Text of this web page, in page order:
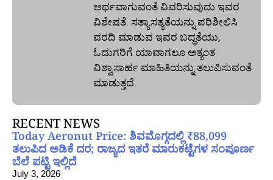
ಅರ್ಥವಾಗುವಂತೆ ವಿವರಿಸುವುದು ಇವರ
ವಿಶೇಷತೆ. ಸತ್ಯಾಸತ್ಯತೆಯನ್ನು ಪರಿಶೀಲಿಸಿ
ವರದಿ ಮಾಡುವ ಇವರ ಬದ್ಧತೆಯು,
ಓದುಗರಿಗೆ ಯಾವಾಗಲೂ ಅತ್ಯಂತ
ವಿಶ್ವಾಸಾರ್ಹ ಮಾಹಿತಿಯನ್ನು ತಲುಪಿಸುವಂತೆ
ಮಾಡುತ್ತದೆ.
RECENT NEWS
Today Aeronut Price: ಶಿವಮೊಗ್ಗದಲ್ಲಿ ₹88,099
ತಲುಪಿದ ಅಡಿಕೆ ದರ; ರಾಜ್ಯದ ಇತರೆ ಮಾರುಕಟ್ಟೆಗಳ ಸಂಪೂರ್ಣ
ಬೆಲೆ ಪಟ್ಟಿ ಇಲ್ಲಿದೆ
July 3, 2026